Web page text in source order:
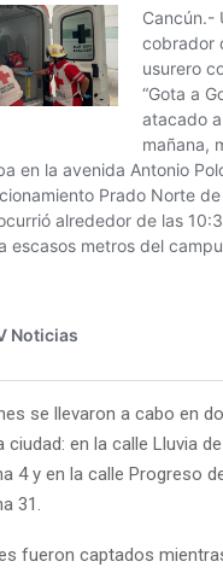
se llevaron a cabo en
ciudad: en la calle Lluvia
4 y en la calle Progreso
31.
fueron captados